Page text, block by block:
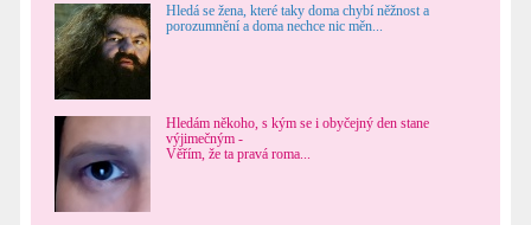
Hledá se žena, které taky doma chybí něžnost a
porozumnění a doma nechce nic měn...
Hledám někoho, s kým se i obyčejný den stane
výjimečným -
Věřím, že ta pravá roma...